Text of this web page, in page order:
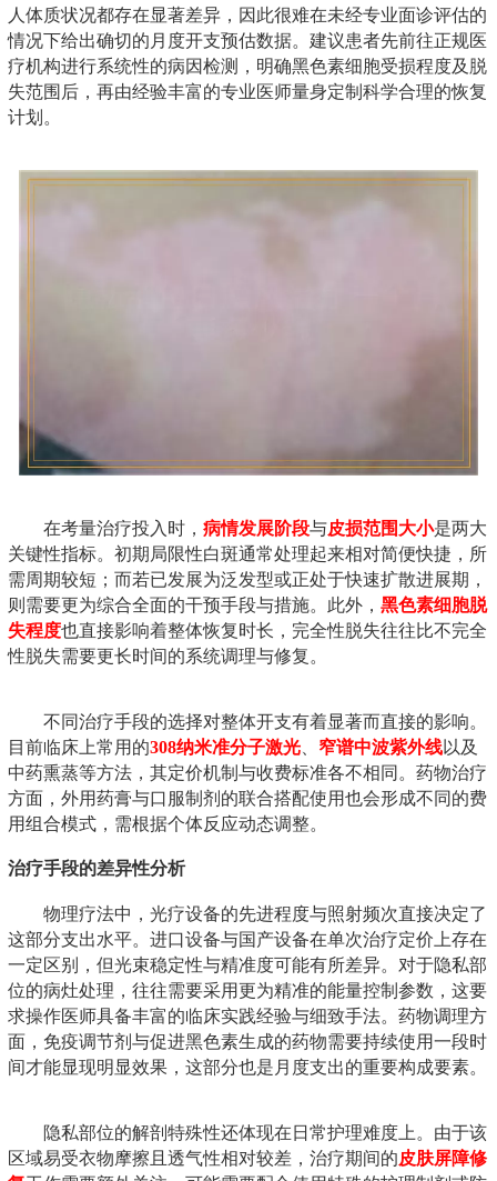
人体质状况都存在显著差异，因此很难在未经专业面诊评估的
情况下给出确切的月度开支预估数据。建议患者先前往正规医
疗机构进行系统性的病因检测，明确黑色素细胞受损程度及脱
失范围后，再由经验丰富的专业医师量身定制科学合理的恢复
计划。
在考量治疗投入时， 病情发展阶段与皮损范围大小是两大
关键性指标。初期局限性白斑通常处理起来相对简便快捷，所
需周期较短；而若已发展为泛发型或正处于快速扩散进展期，
则需要更为综合全面的干预手段与措施。此外， 黑色素细胞脱
失程度也直接影响着整体恢复时长，完全性脱失往往比不完全
性脱失需要更长时间的系统调理与修复。
不同治疗手段的选择对整体开支有着显著而直接的影响。
目前临床上常用的308纳米准分子激光 窄谱中波紫外线以及
中药熏蒸等方法，其定价机制与收费标准各不相同。药物治疗
方面，外用药膏与口服制剂的联合搭配使用也会形成不同的费
用组合模式，需根据个体反应动态调整。
治疗手段的差异性分析
物理疗法中，光疗设备的先进程度与照射频次直接决定了
这部分支出水平。进口设备与国产设备在单次治疗定价上存在
一定区别，但光束稳定性与精准度可能有所差异。对于隐私部
位的病灶处理，往往需要采用更为精准的能量控制参数，这要
求操作医师具备丰富的临床实践经验与细致手法。药物调理方
面，免疫调节剂与促进黑色素生成的药物需要持续使用一段时
间才能显现明显效果，这部分也是月度支出的重要构成要素。
隐私部位的解剖特殊性还体现在日常护理难度上。由于该
区域易受衣物摩擦且透气性相对较差，治疗期间的皮肤屏障修